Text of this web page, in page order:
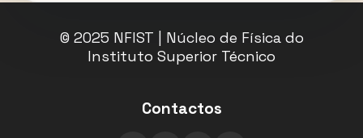
© 2025 NFIST | Núcleo de Física do
Instituto Superior Técnico
Contactos